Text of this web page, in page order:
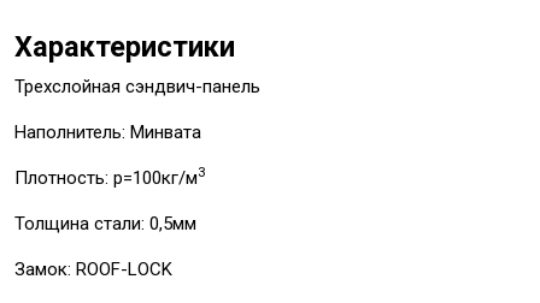
Характеристики
Трехслойная сэндвич-панель
Наполнитель: Минвата
Плотность: p=100кг/м3
Толщина стали: 0,5мм
Замок: ROOF-LOCK